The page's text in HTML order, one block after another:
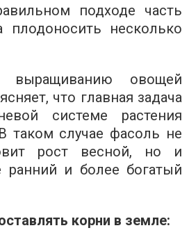
подходе часть
плодоносить несколько
выращиванию овощей
что главная задача
системе растения
таком случае фасоль не
рост весной, но и
ранний и более богатый
корни в земле: